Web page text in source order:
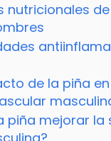
nutricionales
de la piña
piña mejorar la